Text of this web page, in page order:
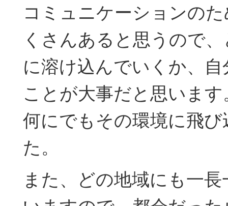
コミュニケーションの
くさんあると思うので
に溶け込んでいくか、
ことが大事だと思いま
何にでもその環境に飛
た。
また、どの地域にも一